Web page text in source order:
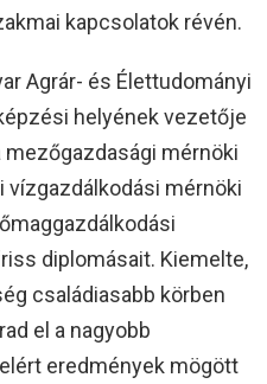
kapcsolatok révén.
Agrár- és Élettudományi
helyének vezetője
mérnöki
vízgazdálkodási mérnöki
diplomásait. Kiemelte,
családiasabb körben
el a nagyobb
eredmények mögött